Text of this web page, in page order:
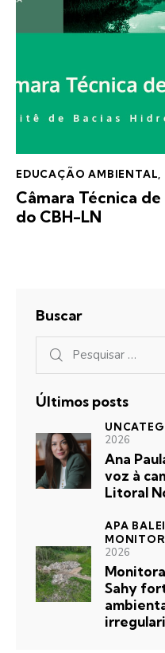
EDUCAÇÃO AMBIENTAL,
Câmara Técnica
do CBH-LN
Buscar
Últimos posts
2026
Ana
voz à
Litoral
APA
2026
Sahy